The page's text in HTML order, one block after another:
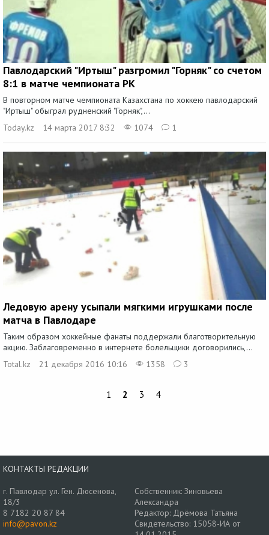
Павлодарский "Иртыш" разгромил "Горняк" со счетом
8:1 в матче чемпионата РК
В повторном матче чемпионата Казахстана по хоккею павлодарский
"Иртыш" обыграл рудненский "Горняк",...
Today.kz
14 марта 2017 8:32 1074 1
Ледовую арену усыпали мягкими игрушками после
матча в Павлодаре
Таким образом хоккейные фанаты поддержали благотворительную
акцию. Заблаговременно в интернете болельщики договорились,...
Total.kz
21 декабря 2016 10:16 1358 3
1 2 3 4
КОНТАКТЫ РЕДАКЦИИ
г. Павлодар ул. Ген. Дюсенова,
18/3
8 7182 20 87 84
info@pavon.kz
Собственник: Зиновьева
Александра
Редактор: Дрёмова Татьяна
Свидетельство: 15058-ИА от